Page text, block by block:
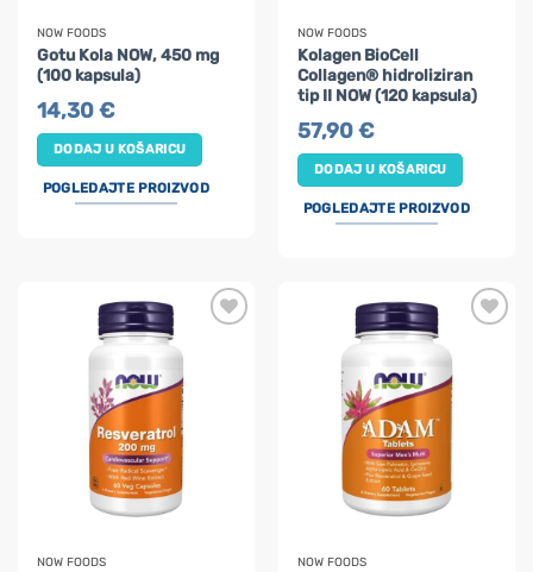
NOW FOODS
Gotu Kola NOW, 450 mg
(100 kapsula)
14,30€
DODAJ U KOŠARICU
POGLEDAJTE PROIZVOD
NOW FOODS
Kolagen BioCell
Collagen® hidroliziran
tip II NOW (120 kapsula)
57,90€
DODAJ U KOŠARICU
POGLEDAJTE PROIZVOD
NOW FOODS NOW FOODS